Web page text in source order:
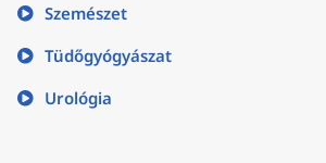
Szemészet
Tüdőgyógyászat
Urológia